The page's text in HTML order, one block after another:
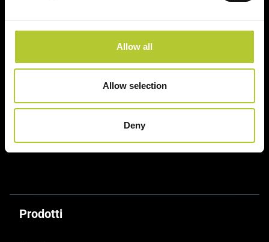
Allow all
Allow selection
Deny
Un'esperienza
+ di 170 Maestri
Soluzioni sostenibili Prodotti certificati
Prodotti